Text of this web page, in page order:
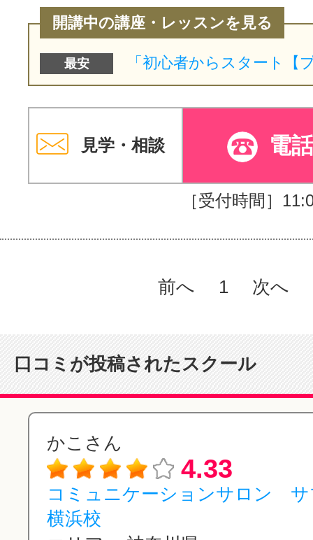
開講中の講座・レッスンを見る
最安
見学・相談 電
［受付時間］
前へ 1 次へ
口コミが投稿されたスクール
かこさん
4.33
コミュニケーションサロン
横浜校